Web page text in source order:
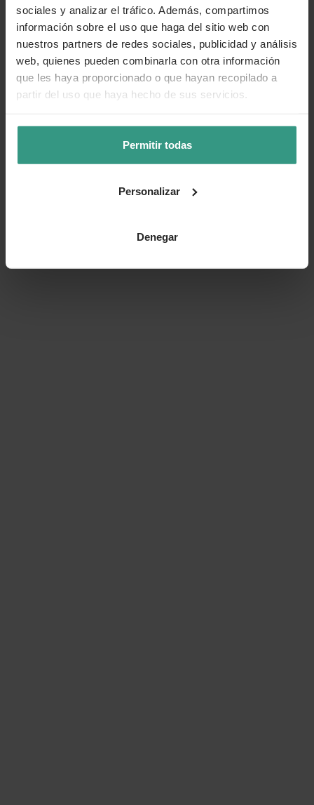
sociales y analizar el tráfico. Además, compartimos
información sobre el uso que haga del sitio web con
nuestros partners de redes sociales, publicidad y análisis
web, quienes pueden combinarla con otra información
que les haya proporcionado o que hayan recopilado a
partir del uso que haya hecho de sus servicios.
Permitir todas
Personalizar
Denegar